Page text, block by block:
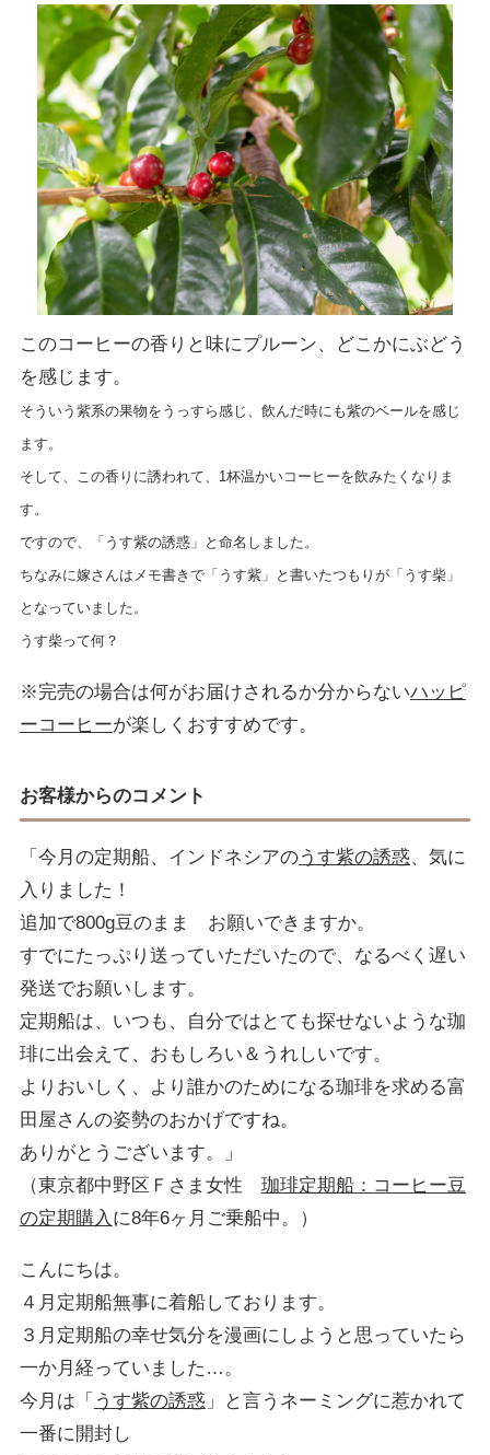
このコーヒーの香りと味にプルーン、どこかにぶどう
を感じます。
そういう紫系の果物をうっすら感じ、飲んだ時にも紫のベールを感じ
ます。
そして、この香りに誘われて、1杯温かいコーヒーを飲みたくなりま
す。
ですので、「うす紫の誘惑」と命名しました。
ちなみに嫁さんはメモ書きで「うす紫」と書いたつもりが「うす柴」
となっていました。
うす柴って何？
※完売の場合は何がお届けされるか分からないハッピ
ーコーヒーが楽しくおすすめです。
お客様からのコメント
「今月の定期船、インドネシアのうす紫の誘惑、気に
入りました！
追加で800g豆のまま お願いできますか。
すでにたっぷり送っていただいたので、なるべく遅い
発送でお願いします。
定期船は、いつも、自分ではとても探せないような珈
琲に出会えて、おもしろい＆うれしいです。
よりおいしく、より誰かのためになる珈琲を求める富
田屋さんの姿勢のおかげですね。
ありがとうございます。」
（東京都中野区Ｆさま女性 珈琲定期船：コーヒー豆
の定期購入 に8年6ヶ月ご乗船中。）
こんにちは。
４月定期船無事に着船しております。
３月定期船の幸せ気分を漫画にしようと思っていたら
一か月経っていました…。
今月は「 うす紫の誘惑」と言うネーミングに惹かれて
一番に開封し